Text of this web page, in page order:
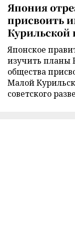
Япония
присвоить
Курильской
Японское
изучить планы
общества
Малой
советского